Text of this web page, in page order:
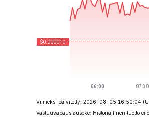
Viimeksi päivitetty: 2026-08-05 16:50:04
Vastuuvapauslauseke: Historiallinen tuotto ei